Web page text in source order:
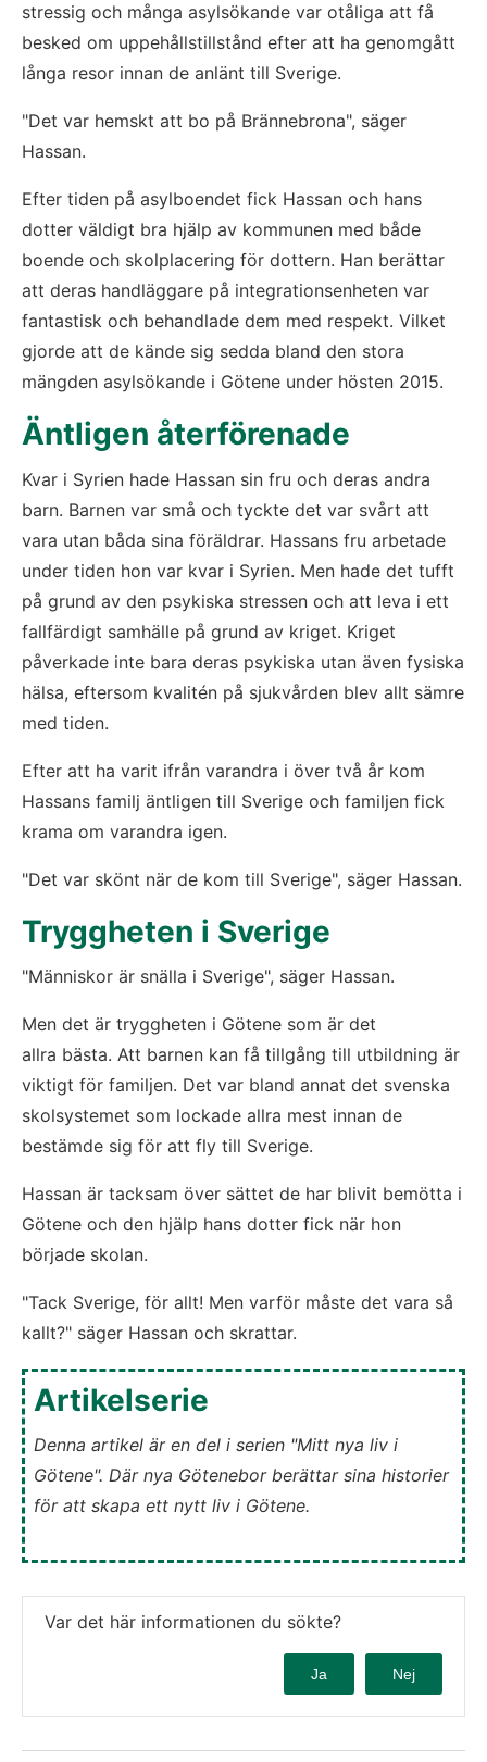
stressig och många asylsökande var otåliga att få
besked om uppehållstillstånd efter att ha genomgått
långa resor innan de anlänt till Sverige.
"Det var hemskt att bo på Brännebrona", säger
Hassan.
Efter tiden på asylboendet fick Hassan och hans
dotter väldigt bra hjälp av kommunen med både
boende och skolplacering för dottern. Han berättar
att deras handläggare på integrationsenheten var
fantastisk och behandlade dem med respekt. Vilket
gjorde att de kände sig sedda bland den stora
mängden asylsökande i Götene under hösten 2015.
Äntligen återförenade
Kvar i Syrien hade Hassan sin fru och deras andra
barn. Barnen var små och tyckte det var svårt att
vara utan båda sina föräldrar. Hassans fru arbetade
under tiden hon var kvar i Syrien. Men hade det tufft
på grund av den psykiska stressen och att leva i ett
fallfärdigt samhälle på grund av kriget. Kriget
påverkade inte bara deras psykiska utan även fysiska
hälsa, eftersom kvalitén på sjukvården blev allt sämre
med tiden.
Efter att ha varit ifrån varandra i över två år kom
Hassans familj äntligen till Sverige och familjen fick
krama om varandra igen.
"Det var skönt när de kom till Sverige", säger Hassan.
Tryggheten i Sverige
"Människor är snälla i Sverige", säger Hassan.
Men det är tryggheten i Götene som är det
allra bästa. Att barnen kan få tillgång till utbildning är
viktigt för familjen. Det var bland annat det svenska
skolsystemet som lockade allra mest innan de
bestämde sig för att fly till Sverige.
Hassan är tacksam över sättet de har blivit bemötta i
Götene och den hjälp hans dotter fick när hon
började skolan.
"Tack Sverige, för allt! Men varför måste det vara så
kallt?" säger Hassan och skrattar.
Artikelserie
Denna artikel är en del i serien "Mitt nya liv i
Götene". Där nya Götenebor berättar sina historier
för att skapa ett nytt liv i Götene.
Var det här informationen du sökte?
Ja Nej